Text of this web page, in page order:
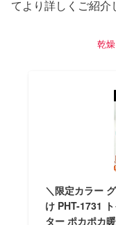
てより詳しくご紹介
乾
＼限定カラー
け PHT-1731
ター ポカポカ